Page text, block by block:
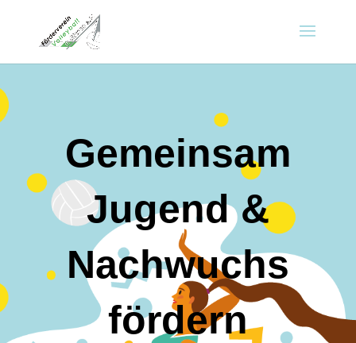
Gemeinsam
Jugend &
Nachwuchs
fördern